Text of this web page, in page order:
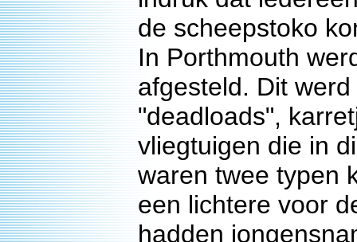
de scheepstoko
In Porthmouth
afgesteld. Dit
"deadloads",
vliegtuigen die in
waren twee typen
een lichtere voor
hadden